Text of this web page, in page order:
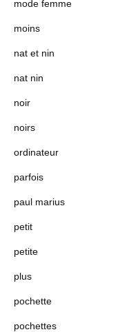
mode femme
moins
nat et nin
nat nin
noir
noirs
ordinateur
parfois
paul marius
petit
petite
plus
pochette
pochettes